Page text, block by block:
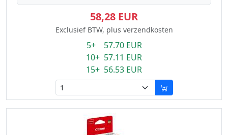
58,28 EUR
Exclusief BTW, plus verzendkosten
5+ 57.70 EUR
10+ 57.11 EUR
15+ 56.53 EUR